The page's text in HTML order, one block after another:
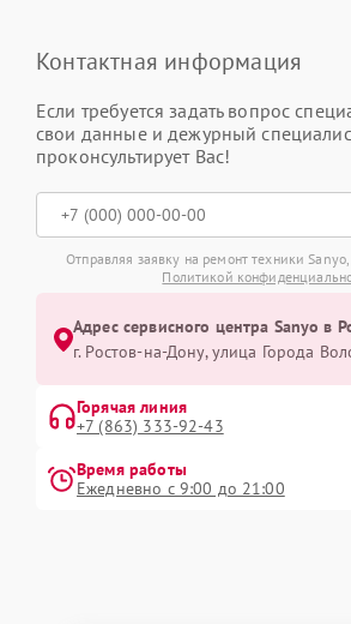
Контактная информация
Если требуется задать вопрос
свои данные и дежурный
проконсультирует Вас!
Отправляя заявку на ремонт техники
Политикой
Адрес сервисного центра Sanyo в
г. Ростов-на-Дону, улица Города
Горячая линия
+7 (863) 333-92-43
Время работы
Ежедневно с 9:00 до 21:00